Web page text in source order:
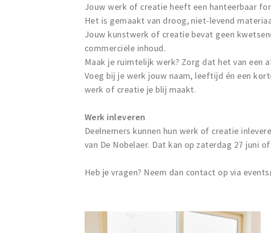
Jouw werk of creatie heeft een hanteerbaar
Het is gemaakt van droog, niet-levend
Jouw kunstwerk of creatie bevat geen
commerciële inhoud.
Maak je ruimtelijk werk? Zorg dat het van een
Voeg bij je werk jouw naam, leeftijd én een
werk of creatie je blij maakt.
Werk inleveren
Deelnemers kunnen hun werk of creatie
van De Nobelaer. Dat kan op zaterdag 27 juni
Heb je vragen? Neem dan contact op via